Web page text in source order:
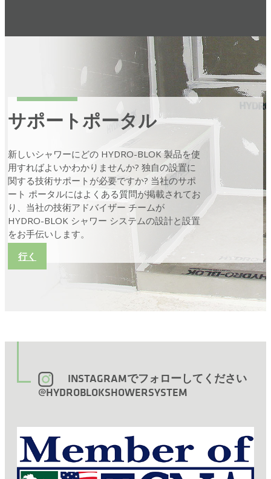
サポートポータル
新しいシャワーにどの HYDRO-BLOK 製品を使
用すればよいかわかりませんか? 独自の設置に
関する技術サポートが必要ですか? 当社のサポ
ート ポータルにはよくある質問が掲載されてお
り、当社の技術アドバイザー チームが
HYDRO-BLOK シャワー システムの設計と設置
をお手伝いします。
行く
INSTAGRAMでフォローしてください
@HYDROBLOKSHOWERSYSTEM